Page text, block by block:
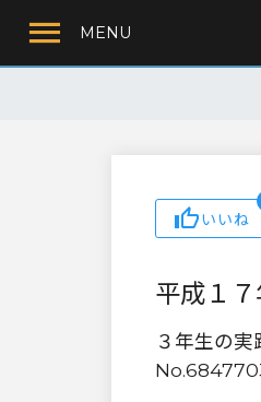
MENU
いいね
平成１
３年生の